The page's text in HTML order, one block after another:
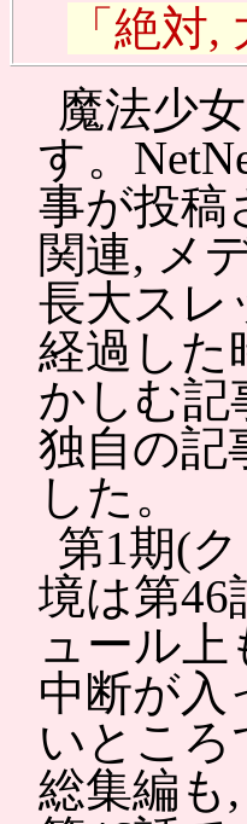
「絶
魔法少
す。
事が投稿
関連, メ
長大スレ
経過した
かしむ記
独自の記
した。
第1期(
境は第46
ュール上
中断が入
いところ
総集編も